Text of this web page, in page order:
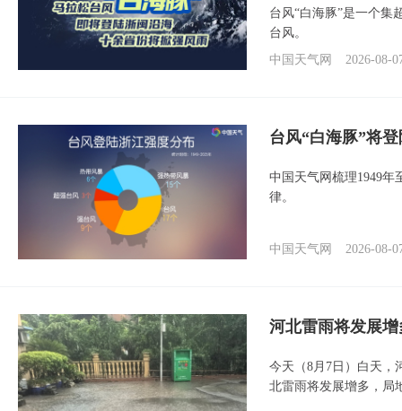
台风“白海豚”是一个集
台风。
中国天气网
2026-08-
台风“白海豚”将
中国天气网梳理1949年
律。
中国天气网 2026-08-
河北雷雨将发展
今天（8月7日）白天，
北雷雨将发展增多，局